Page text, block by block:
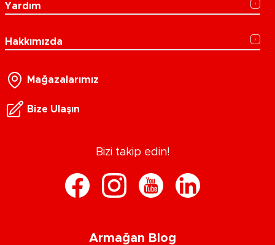
Yardım
Hakkımızda
Mağazalarımız
Bize Ulaşın
Bizi takip edin!
Armağan Blog